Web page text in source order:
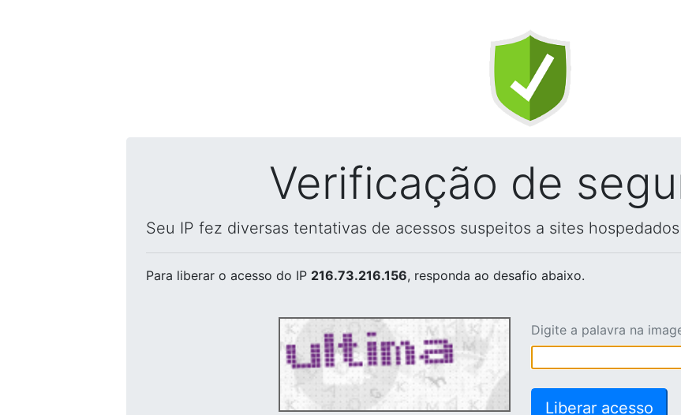
Verificação de
Seu IP fez diversas tentativas de acessos suspeitos a sites
Para liberar o acesso do IP 216.73.216.156, responda ao desafio abaixo.
Digite a palavra na